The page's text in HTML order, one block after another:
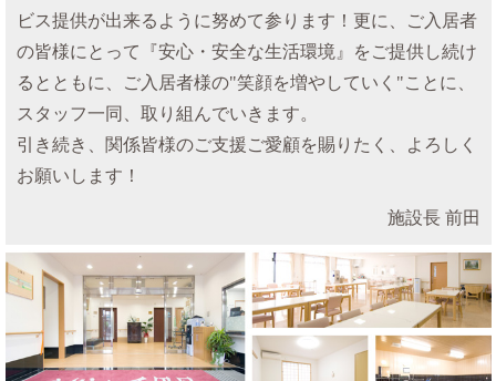
ビス提供が出来るように努めて参ります！更に、ご入居者
の皆様にとって『安心・安全な生活環境』をご提供し続け
るとともに、ご入居者様の"笑顔を増やしていく"ことに、
スタッフ一同、取り組んでいきます。
引き続き、関係皆様のご支援ご愛顧を賜りたく、よろしく
お願いします！
施設長 前田